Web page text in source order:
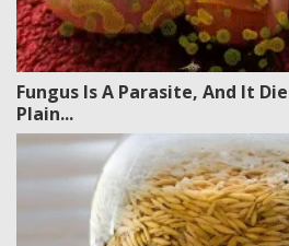
Fungus Is A Parasite, And It
Plain...